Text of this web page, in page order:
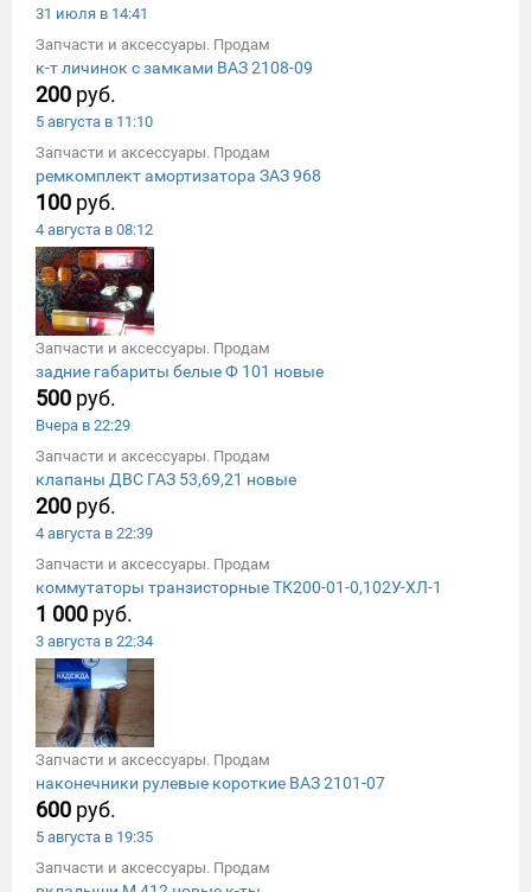
31 июля в 14:41
Запчасти и аксессуары. Продам
к-т личинок с замками ВАЗ 2108-09
200 руб.
5 августа в 11:10
Запчасти и аксессуары. Продам
ремкомплект амортизатора ЗАЗ 968
100 руб.
4 августа в 08:12
Запчасти и аксессуары. Продам
задние габариты белые Ф 101 новые
500 руб.
Вчера в 22:29
Запчасти и аксессуары. Продам
клапаны ДВС ГАЗ 53,69,21 новые
200 руб.
4 августа в 22:39
Запчасти и аксессуары. Продам
коммутаторы транзисторные ТК200-01-0,102У-ХЛ-1
1 000 руб.
3 августа в 22:34
Запчасти и аксессуары. Продам
наконечники рулевые короткие ВАЗ 2101-07
600 руб.
5 августа в 19:35
Запчасти и аксессуары. Продам